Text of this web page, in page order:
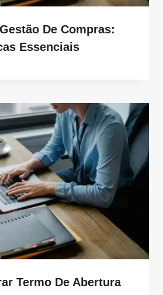
De Compras:
Essenciais
Termo De Abertura